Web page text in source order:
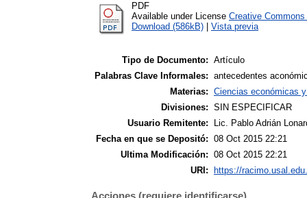
PDF
Available under License Creative
Download (586kB)
Vista previa
Tipo de Documento: Artículo
Palabras Clave Informales: antecedentes
Materias: Ciencias económicas
Divisiones: SIN ESPECIFICAR
Usuario Remitente:
Lic. Pablo Adrián
Fecha en que se Depositó: 08 Oct 2015 22:21
Ultima Modificación: 08 Oct 2015 22:21
URI:
https://
Acciones (requiere identificarse)